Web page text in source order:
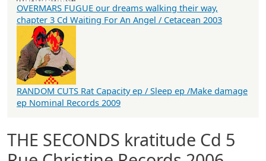
THE SECONDS kratitude Cd 5
OVERMARS FUGUE our dreams walking their way,
chapter 3 Cd Waiting For An Angel / Cetacean 2003
RANDOM CUTS Rat Capacity ep / Sleep ep /Make damage
ep Nominal Records 2009